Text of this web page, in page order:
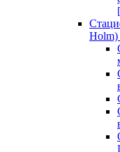
Holm)